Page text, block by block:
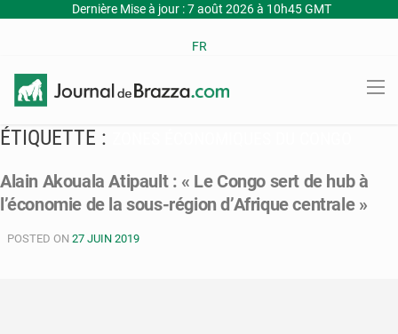
Dernière Mise à jour : 7 août 2026 à 10h45 GMT
FR
ÉTIQUETTE :
Alain Akouala Atipault : « Le Congo sert de hub à
l’économie de la sous-région d’Afrique centrale »
POSTED ON 27 JUIN 2019